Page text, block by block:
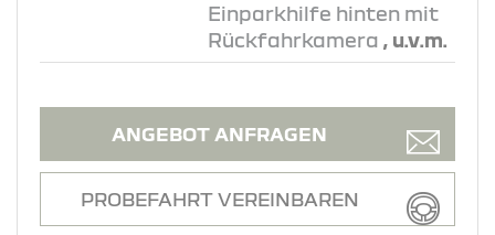
Einparkhilfe hinten mit
Rückfahrkamera , u.v.m.
ANGEBOT ANFRAGEN
PROBEFAHRT VEREINBAREN